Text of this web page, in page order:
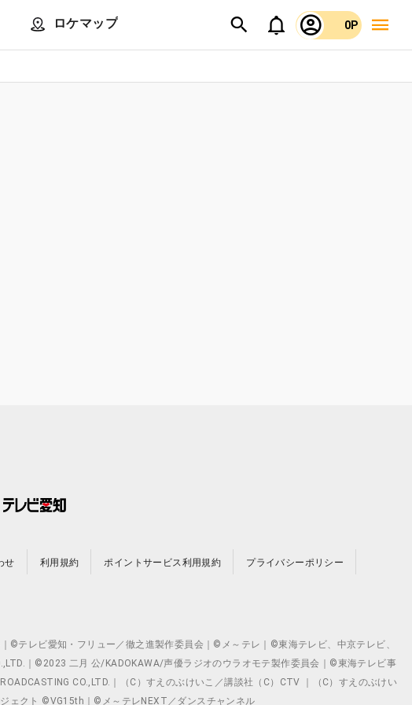
ロケマップ 0P
せ 利用規約 ポイントサービス利用規約 プライバシーポリシー
テレビ愛知・フリュー／徹之進製作委員会｜©メ～テレ｜©東海テレビ、中京テレビ、
｜©2023 二月 公/KADOKAWA/声優ラジオのウラオモテ製作委員会｜©東海テレビ事
CO.,LTD.｜（C）すえのぶけいこ／講談社（C）CTV ｜（C）すえのぶけい
ェクト ©VG15th｜©メ～テレNEXT／ダンスチャンネル